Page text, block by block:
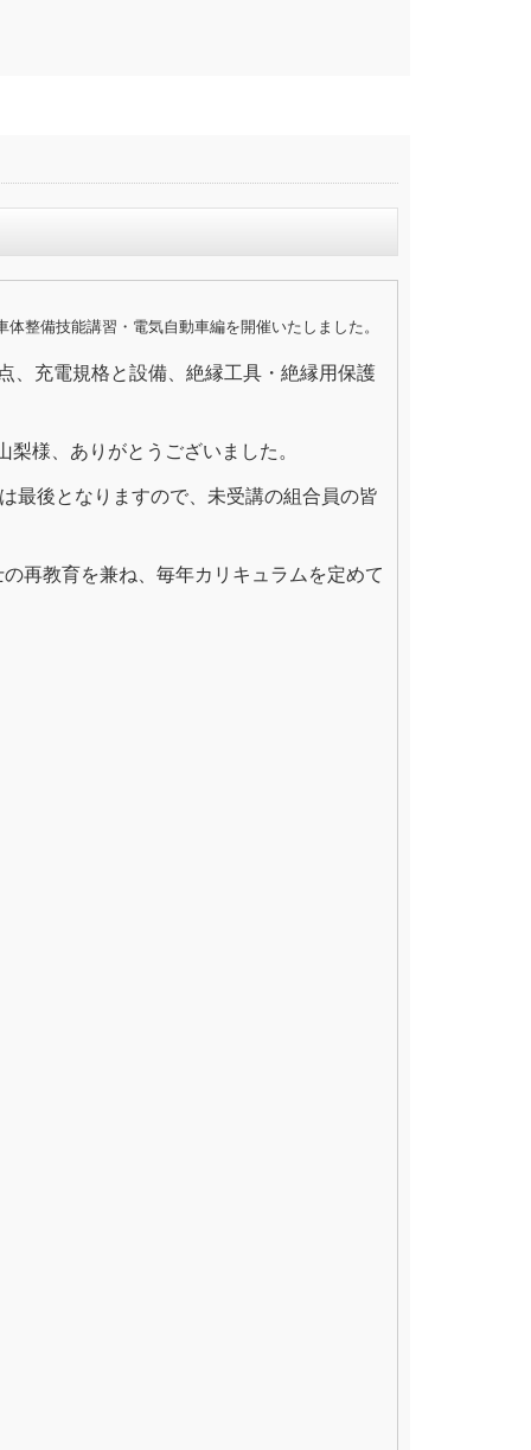
整備技能講習・電気自動車編を開催いたしました。
、充電規格と設備、絶縁工具・絶縁用保護
様、ありがとうございました。
最後となりますので、未受講の組合員の皆
再教育を兼ね、毎年カリキュラムを定めて